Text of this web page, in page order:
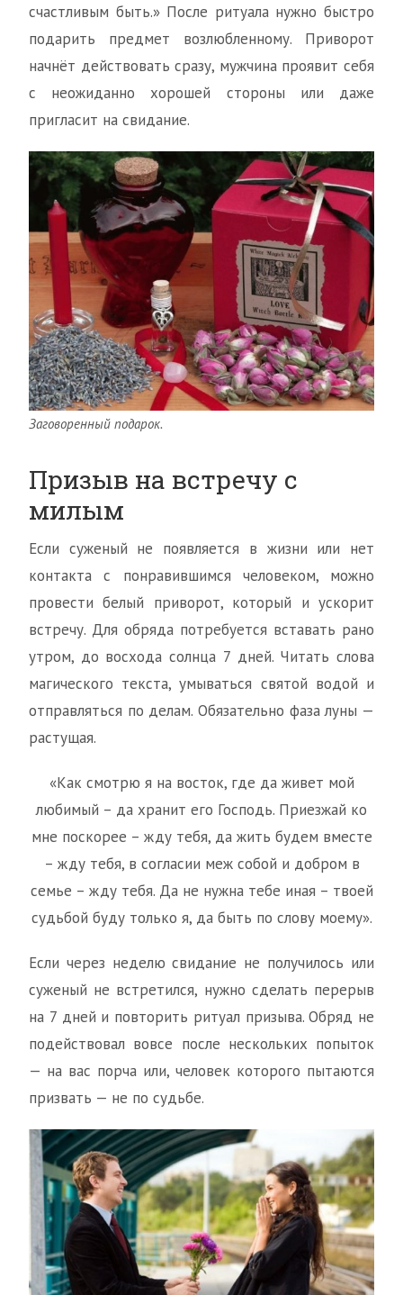
счастливым быть.» После ритуала нужно быстро
подарить предмет возлюбленному. Приворот
начнёт действовать сразу, мужчина проявит себя
с неожиданно хорошей стороны или даже
пригласит на свидание.
Заговоренный подарок.
Призыв на встречу с
милым
Если суженый не появляется в жизни или нет
контакта с понравившимся человеком, можно
провести белый приворот, который и ускорит
встречу. Для обряда потребуется вставать рано
утром, до восхода солнца 7 дней. Читать слова
магического текста, умываться святой водой и
отправляться по делам. Обязательно фаза луны —
растущая.
«Как смотрю я на восток, где да живет мой
любимый – да хранит его Господь. Приезжай ко
мне поскорее – жду тебя, да жить будем вместе
– жду тебя, в согласии меж собой и добром в
семье – жду тебя. Да не нужна тебе иная – твоей
судьбой буду только я, да быть по слову моему».
Если через неделю свидание не получилось или
суженый не встретился, нужно сделать перерыв
на 7 дней и повторить ритуал призыва. Обряд не
подействовал вовсе после нескольких попыток
— на вас порча или, человек которого пытаются
призвать — не по судьбе.